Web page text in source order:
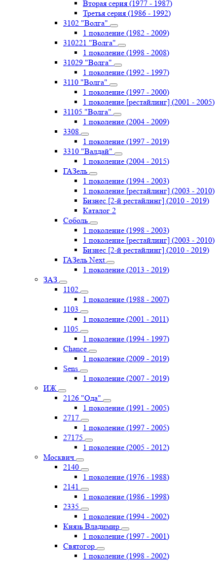
Вторая серия (1977 - 1987)
Третья серия (1986 - 1992)
3102 "Волга"
1 поколение (1982 - 2009)
310221 "Волга"
1 поколение (1998 - 2008)
31029 "Волга"
1 поколение (1992 - 1997)
3110 "Волга"
1 поколение (1997 - 2000)
1 поколение [рестайлинг] (2001 - 2005)
31105 "Волга"
1 поколение (2004 - 2009)
3308
1 поколение (1997 - 2019)
3310 "Валдай"
1 поколение (2004 - 2015)
ГАЗель
1 поколение (1994 - 2003)
1 поколение [рестайлинг] (2003 - 2010)
Бизнес [2-й рестайлинг] (2010 - 2019)
Каталог 2
Соболь
1 поколение (1998 - 2003)
1 поколение [рестайлинг] (2003 - 2010)
Бизнес [2-й рестайлинг] (2010 - 2019)
ГАЗель Next
1 поколение (2013 - 2019)
ЗАЗ
1102
1 поколение (1988 - 2007)
1103
1 поколение (2001 - 2011)
1105
1 поколение (1994 - 1997)
Chance
1 поколение (2009 - 2019)
Sens
1 поколение (2007 - 2019)
ИЖ
2126 "Ода"
1 поколение (1991 - 2005)
2717
1 поколение (1997 - 2005)
27175
1 поколение (2005 - 2012)
Москвич
2140
1 поколение (1976 - 1988)
2141
1 поколение (1986 - 1998)
2335
1 поколение (1994 - 2002)
Князь Владимир
1 поколение (1997 - 2001)
Святогор
1 поколение (1998 - 2002)